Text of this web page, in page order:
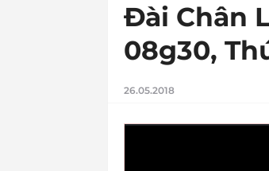
Đài Chân
08g30,
26.05.2018